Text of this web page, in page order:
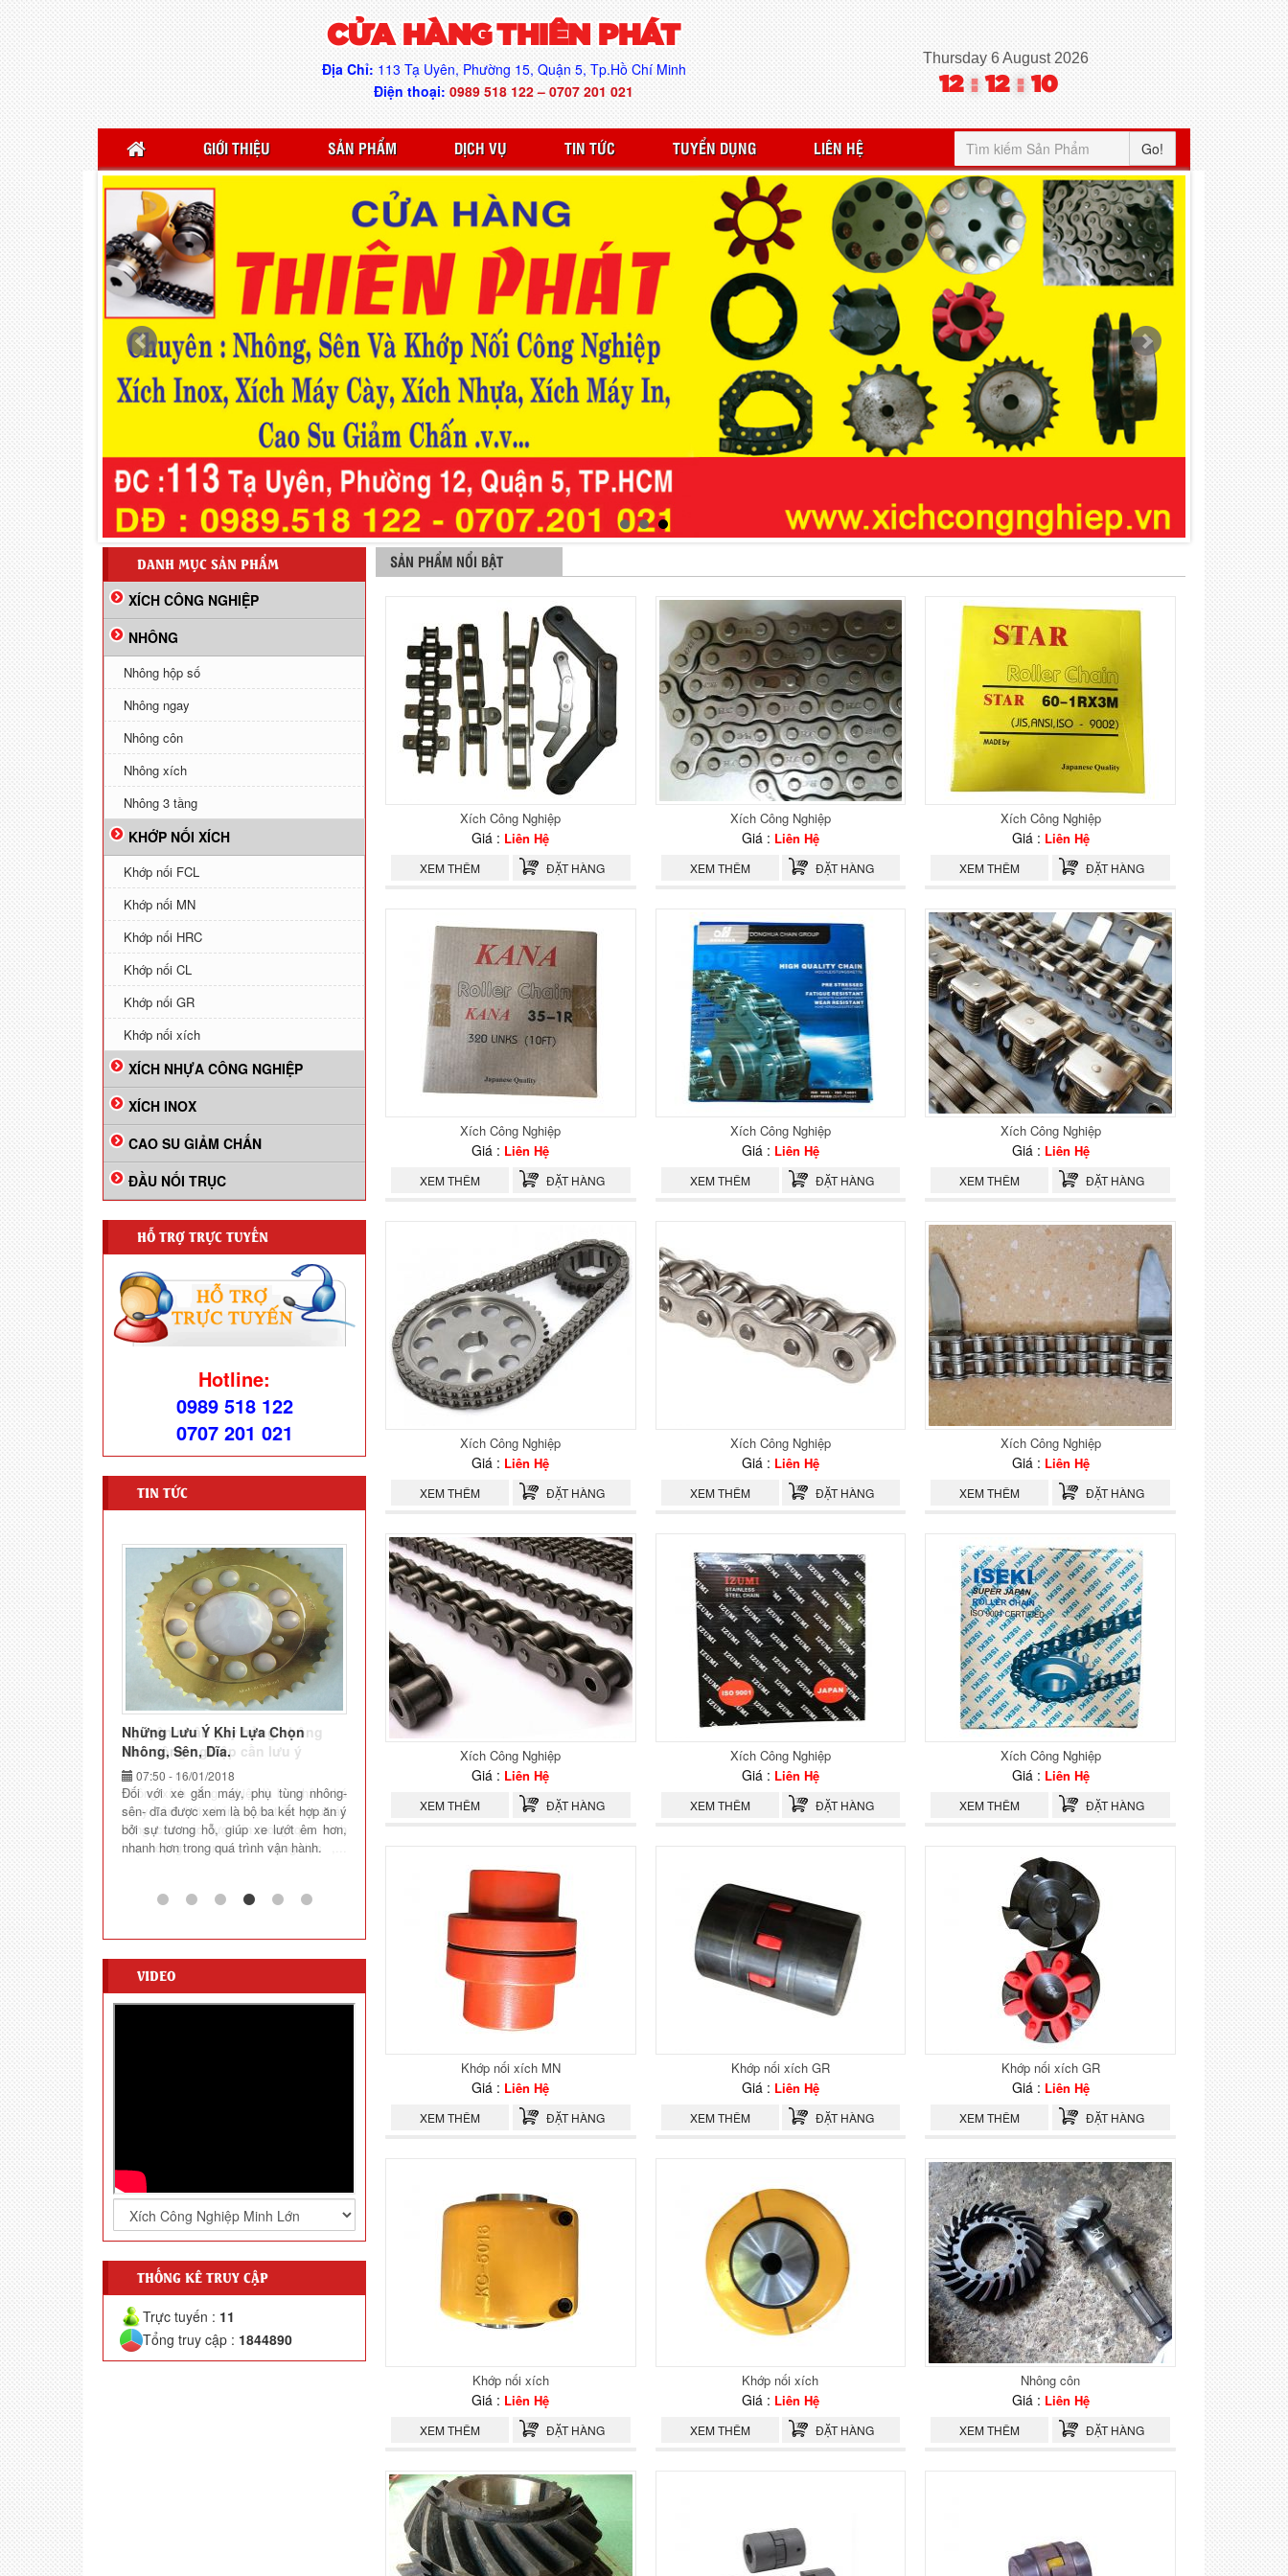
CỬA HÀNG THIÊN PHÁT
Địa Chỉ:113 Tạ Uyên, Phường 15, Quận 5, Tp.Hồ Chí Minh
Điện thoại: 0989 518 122 – 0707 201 021
Thursday 6 August 2026
12 : 12 : 11
GIỚI THIỆU SẢN PHẨM DỊCH VỤ TIN TỨC TUYỂN DỤNG LIÊN HỆ Go!
SẢN PHẨM NỔI BẬT
Xích Công Nghiệp
Giá : Liên Hệ
XEM THÊM ĐẶT HÀNG
Xích Công Nghiệp
Giá : Liên Hệ
XEM THÊM ĐẶT HÀNG
Xích Công Nghiệp
Giá : Liên Hệ
XEM THÊM ĐẶT HÀNG
Xích Công Nghiệp
Giá : Liên Hệ
XEM THÊM ĐẶT HÀNG
Xích Công Nghiệp
Giá : Liên Hệ
XEM THÊM ĐẶT HÀNG
Xích Công Nghiệp
Giá : Liên Hệ
XEM THÊM ĐẶT HÀNG
Xích Công Nghiệp
Giá : Liên Hệ
XEM THÊM ĐẶT HÀNG
Xích Công Nghiệp
Giá : Liên Hệ
XEM THÊM ĐẶT HÀNG
Xích Công Nghiệp
Giá : Liên Hệ
XEM THÊM ĐẶT HÀNG
Xích Công Nghiệp
Giá : Liên Hệ
XEM THÊM ĐẶT HÀNG
Xích Công Nghiệp
Giá : Liên Hệ
XEM THÊM ĐẶT HÀNG
Xích Công Nghiệp
Giá : Liên Hệ
XEM THÊM ĐẶT HÀNG
Khớp nối xích MN
Giá : Liên Hệ
XEM THÊM ĐẶT HÀNG
Khớp nối xích GR
Giá : Liên Hệ
XEM THÊM ĐẶT HÀNG
Khớp nối xích GR
Giá : Liên Hệ
XEM THÊM ĐẶT HÀNG
Khớp nối xích
Giá : Liên Hệ
XEM THÊM ĐẶT HÀNG
Khớp nối xích
Giá : Liên Hệ
XEM THÊM ĐẶT HÀNG
Nhông côn
Giá : Liên Hệ
XEM THÊM ĐẶT HÀNG
DANH MỤC SẢN PHẨM
XÍCH CÔNG NGHIỆP
NHÔNG
Nhông hộp số
Nhông ngay
Nhông côn
Nhông xích
Nhông 3 tầng
KHỚP NỐI XÍCH
Khớp nối FCL
Khớp nối MN
Khớp nối HRC
Khớp nối CL
Khớp nối GR
Khớp nối xích
XÍCH NHỰA CÔNG NGHIỆP
XÍCH INOX
CAO SU GIẢM CHẤN
ĐẦU NỐI TRỤC
HỖ TRỢ TRỰC TUYẾN
Hotline:
0989 518 122
0707 201 021
TIN TỨC
Nguyên nhân gây hỏng nhông
xích công nghiệp cần lưu ý
01:19 - 04/01/2018
Nhông xích công nghiệp là bộ phận khá
nhạy cảm bởi chúng trực tiếp chịu tác
động của các lực lớn trong quá trình
hoạt động từ ma sat, trọng lực ,...
bị hỏng và xích bị nhão đứt.
VIDEO
THỐNG KÊ TRUY CẬP
Trực tuyến : 11
Tổng truy cập : 1844890